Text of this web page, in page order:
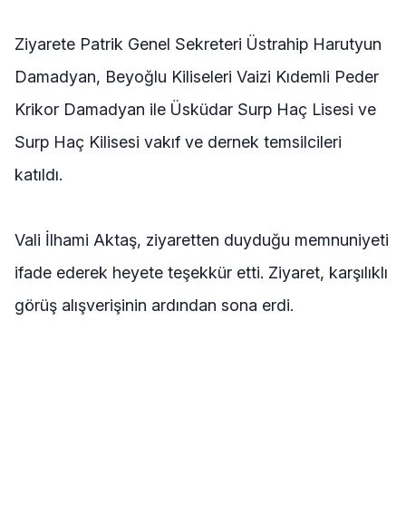
Ziyarete Patrik Genel Sekreteri Üstrahip Harutyun
Damadyan, Beyoğlu Kiliseleri Vaizi Kıdemli Peder
Krikor Damadyan ile Üsküdar Surp Haç Lisesi ve
Surp Haç Kilisesi vakıf ve dernek temsilcileri
katıldı.
Vali İlhami Aktaş, ziyaretten duyduğu memnuniyeti
ifade ederek heyete teşekkür etti. Ziyaret, karşılıklı
görüş alışverişinin ardından sona erdi.